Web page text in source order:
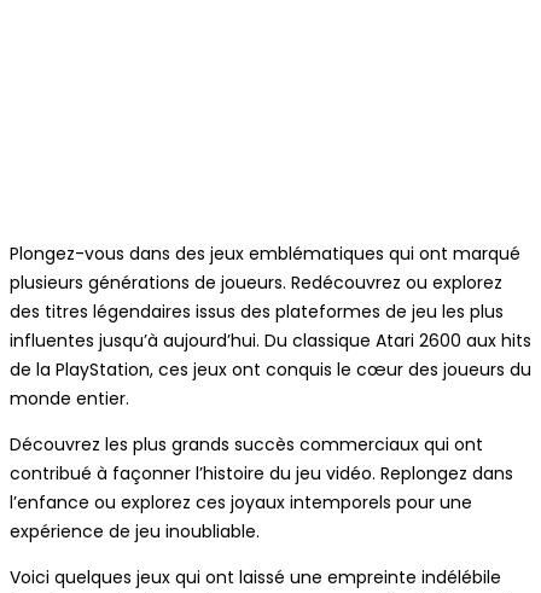
Plongez-vous dans des jeux emblématiques qui ont marqué
plusieurs générations de joueurs. Redécouvrez ou explorez
des titres légendaires issus des plateformes de jeu les plus
influentes jusqu’à aujourd’hui. Du classique Atari 2600 aux hits
de la PlayStation, ces jeux ont conquis le cœur des joueurs du
monde entier.
Découvrez les plus grands succès commerciaux qui ont
contribué à façonner l’histoire du jeu vidéo. Replongez dans
l’enfance ou explorez ces joyaux intemporels pour une
expérience de jeu inoubliable.
Voici quelques jeux qui ont laissé une empreinte indélébile